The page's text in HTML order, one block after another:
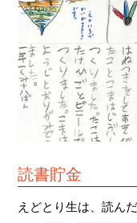
読書貯金
えどとり生は、読ん